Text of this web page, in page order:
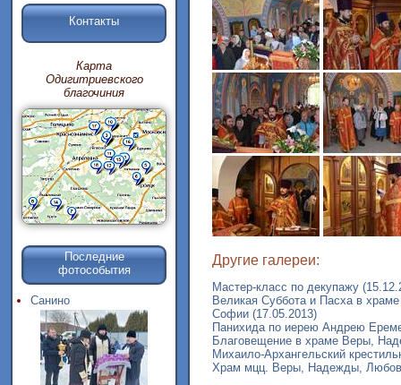
Контакты
Карта
Одигитриевского
благочиния
Последние
фотособытия
Санино
Другие галереи:
Мастер-класс по декупажу
Великая Суббота и Пасха в
Софии (17.05.2013)
Панихида по иерею Андрею
Благовещение в храме Веры,
Михаило-Архангельский
Храм мцц. Веры, Надежды,